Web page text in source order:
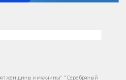
женщины и мужчины" "Серебряный